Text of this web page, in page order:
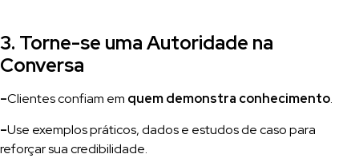
3. Torne-se uma Autoridade na
Conversa
–Clientes confiam em quem demonstra conhecimento.
–Use exemplos práticos, dados e estudos de caso para
reforçar sua credibilidade.